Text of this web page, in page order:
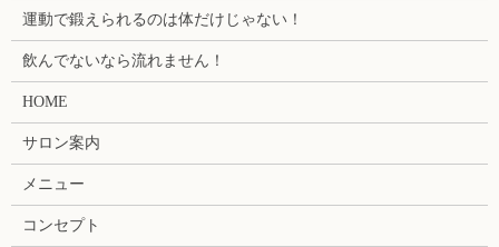
運動で鍛えられるのは体だけじゃない！
飲んでないなら流れません！
HOME
サロン案内
メニュー
コンセプト